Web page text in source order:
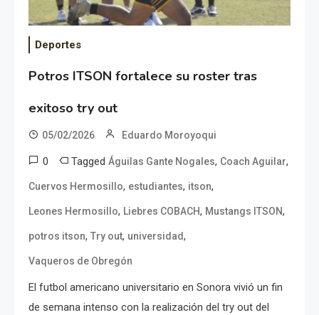
Deportes
Potros ITSON fortalece su roster tras
exitoso try out
05/02/2026 Eduardo Moroyoqui
0 Tagged Águilas Gante Nogales, Coach Aguilar,
Cuervos Hermosillo, estudiantes, itson,
Leones Hermosillo, Liebres COBACH, Mustangs ITSON,
potros itson, Try out, universidad,
Vaqueros de Obregón
El futbol americano universitario en Sonora vivió un fin
de semana intenso con la realización del try out del